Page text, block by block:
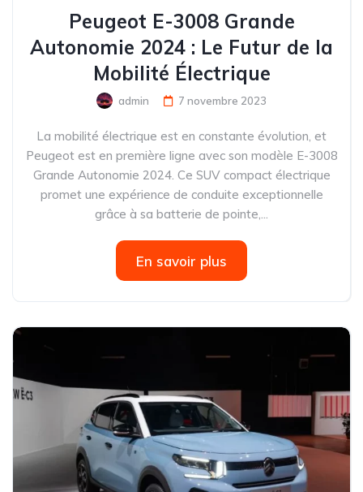
Peugeot E-3008 Grande
Autonomie 2024 : Le Futur de la
Mobilité Électrique
admin 7 novembre 2023
La mobilité électrique est en constante évolution, et
Peugeot est en première ligne avec son modèle E-3008
Grande Autonomie 2024. Ce SUV compact électrique
promet une expérience de conduite exceptionnelle
grâce à sa batterie de pointe,...
En savoir plus